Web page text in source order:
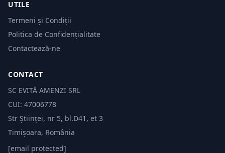
UTILE
Termeni și Condiții
Politica de Confidențialitate
Contactează-ne
CONTACT
SC EVITĂ AMENZI SRL
CUI: 47006778
Str Științei, nr 5, bl.D41, et 3
Timișoara, România
[email protected]